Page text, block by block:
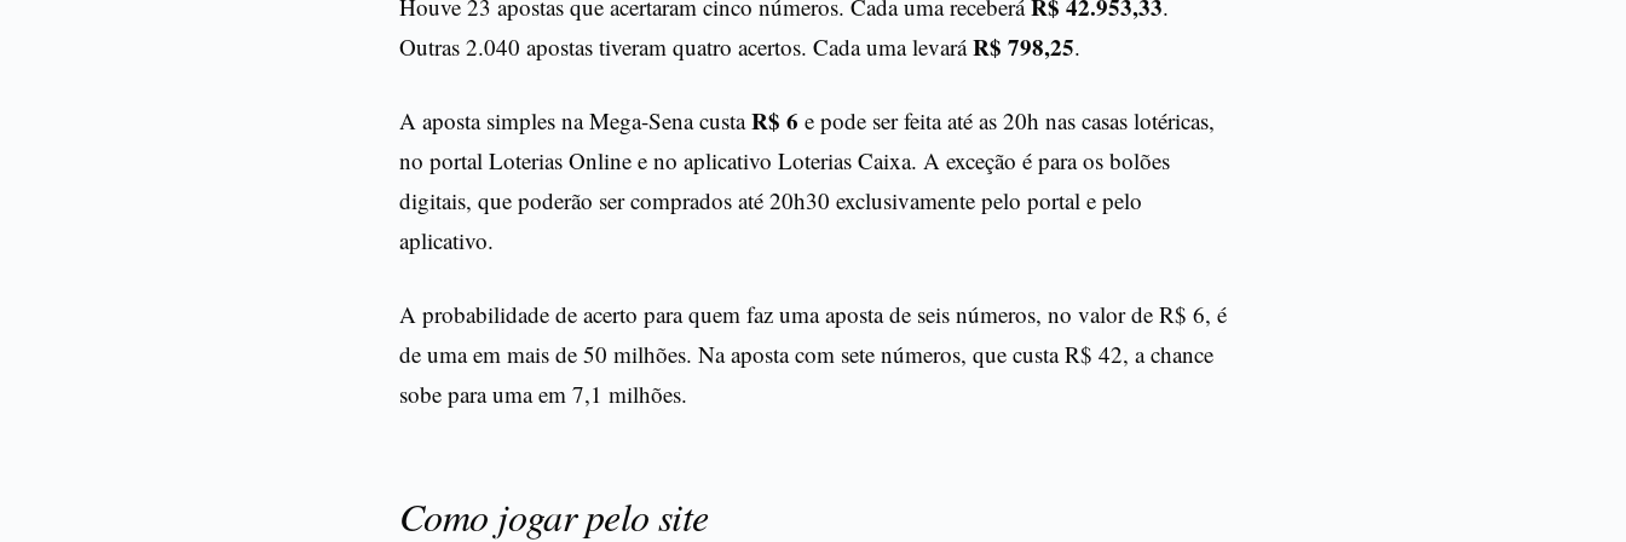
Houve 23 apostas que acertaram cinco números. Cada uma receberáR$ 42.953,33.
Outras 2.040 apostas tiveram quatro acertos. Cada uma levaráR$ 798,25.
A aposta simples na Mega-Sena custaR$ 6 e pode ser feita até as 20h nas casas lotéricas,
no portal Loterias Online e no aplicativo Loterias Caixa. A exceção é para os bolões
digitais, que poderão ser comprados até 20h30 exclusivamente pelo portal e pelo
aplicativo.
A probabilidade de acerto para quem faz uma aposta de seis números, no valor de R$ 6, é
de uma em mais de 50 milhões. Na aposta com sete números, que custa R$ 42, a chance
sobe para uma em 7,1 milhões.
Como jogar pelo site